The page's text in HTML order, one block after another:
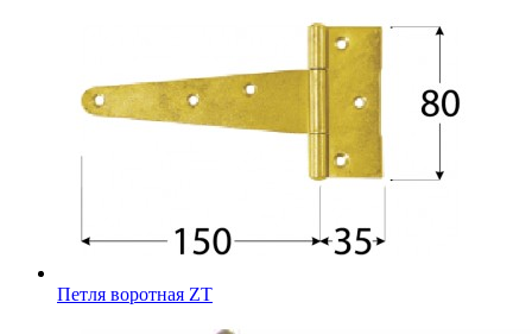
Петля воротная ZT